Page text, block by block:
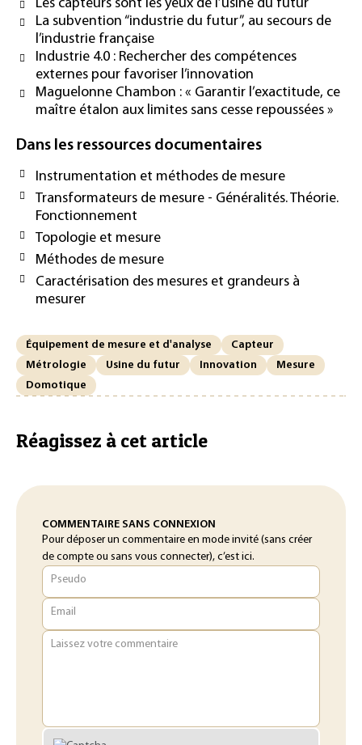
Les capteurs sont les yeux de l’usine du futur
La subvention “industrie du futur”, au secours de
l’industrie française
Industrie 4.0 : Rechercher des compétences
externes pour favoriser l’innovation
Maguelonne Chambon : « Garantir l’exactitude, ce
maître étalon aux limites sans cesse repoussées »
Dans les ressources documentaires
Instrumentation et méthodes de mesure
Transformateurs de mesure - Généralités. Théorie.
Fonctionnement
Topologie et mesure
Méthodes de mesure
Caractérisation des mesures et grandeurs à
mesurer
Équipement de mesure et d'analyse
Capteur
Métrologie
Usine du futur Innovation
Mesure
Domotique
Réagissez à cet article
COMMENTAIRE SANS CONNEXION
Pour déposer un commentaire en mode invité (sans créer
de compte ou sans vous connecter), c’est ici.
Pseudo
Email
Laissez votre commentaire